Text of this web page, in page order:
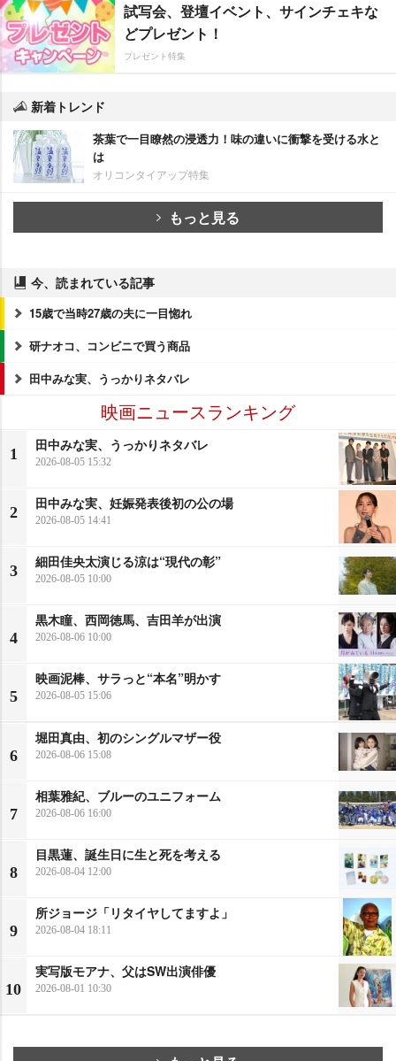
試写会、登壇イベント、サインチェキな
どプレゼント！
プレゼント特集
新着トレンド
茶葉で一目瞭然の浸透力！味の違いに衝撃を受ける水と
は
オリコンタイアップ特集
もっと見る
今、読まれている記事
15歳で当時27歳の夫に一目惚れ
研ナオコ、コンビニで買う商品
田中みな実、うっかりネタバレ
映画ニュースランキング
1
田中みな実、うっかりネタバレ
2026-08-05 15:32
2
田中みな実、妊娠発表後初の公の場
2026-08-05 14:41
3
細田佳央太演じる涼は“現代の彰”
2026-08-05 10:00
4
黒木瞳、西岡徳馬、吉田羊が出演
2026-08-06 10:00
5
映画泥棒、サラっと“本名”明かす
2026-08-05 15:06
6
堀田真由、初のシングルマザー役
2026-08-06 15:08
7
相葉雅紀、ブルーのユニフォーム
2026-08-06 16:00
8
目黒蓮、誕生日に生と死を考える
2026-08-04 12:00
9
所ジョージ「リタイヤしてますよ」
2026-08-04 18:11
10
実写版モアナ、父はSW出演俳優
2026-08-01 10:30